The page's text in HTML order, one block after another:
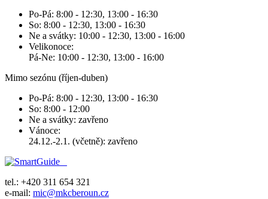
Po-Pá: 8:00 - 12:30, 13:00 - 16:30
So: 8:00 - 12:30, 13:00 - 16:30
Ne a svátky: 10:00 - 12:30, 13:00 - 16:00
Velikonoce:
Pá-Ne: 10:00 - 12:30, 13:00 - 16:00
Mimo sezónu (říjen-duben)
Po-Pá: 8:00 - 12:30, 13:00 - 16:30
So: 8:00 - 12:00
Ne a svátky: zavřeno
Vánoce:
24.12.-2.1. (včetně): zavřeno
tel.: +420 311 654 321
e-mail: mic@mkcberoun.cz